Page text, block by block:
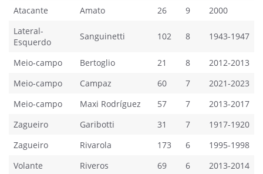
Atacante
Amato 26 9
2000
Lateral-
Esquerdo
Sanguinetti 102 8 1943-1947
Meio-campo Bertoglio 21 8
2012-2013
Meio-campo
Campaz 60 7
2021-2023
Meio-campo
Maxi Rodríguez 57 7
2013-2017
Zagueiro
Garibotti 31 7
1917-1920
Zagueiro
Rivarola 173 6
1995-1998
Volante
Riveros 69 6
2013-2014